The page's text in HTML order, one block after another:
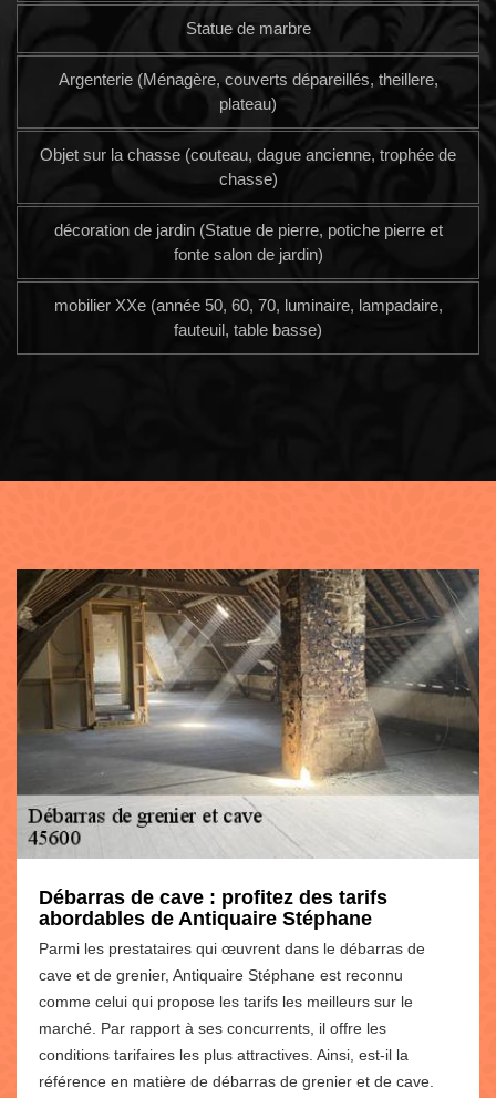
Statue de marbre
Argenterie (Ménagère, couverts dépareillés, theillere,
plateau)
Objet sur la chasse (couteau, dague ancienne, trophée de
chasse)
décoration de jardin (Statue de pierre, potiche pierre et
fonte salon de jardin)
mobilier XXe (année 50, 60, 70, luminaire, lampadaire,
fauteuil, table basse)
Débarras de cave : profitez des tarifs
abordables de Antiquaire Stéphane
Parmi les prestataires qui œuvrent dans le débarras de
cave et de grenier, Antiquaire Stéphane est reconnu
comme celui qui propose les tarifs les meilleurs sur le
marché. Par rapport à ses concurrents, il offre les
conditions tarifaires les plus attractives. Ainsi, est-il la
référence en matière de débarras de grenier et de cave.